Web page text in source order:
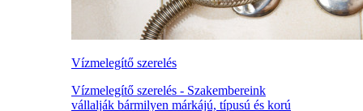
Vízmelegítő szerelés
Vízmelegítő szerelés - Szakembereink
vállalják bármilyen márkájú, típusú és korú